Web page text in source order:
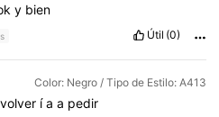
y bien
Útil (0)
Color: Negro / Tipo de Estilo: A413
volver íaa pedir